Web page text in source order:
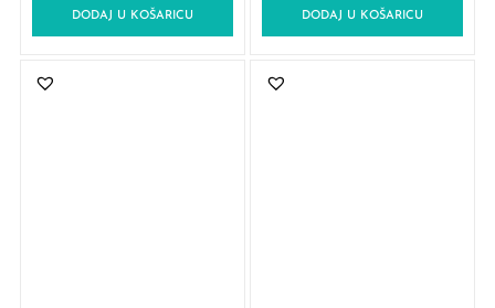
DODAJ U KOŠARICU DODAJ U KOŠARICU